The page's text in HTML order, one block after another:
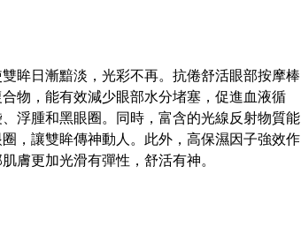
眸日漸黯淡，光彩不再。抗倦舒活眼部按摩棒
物，能有效減少眼部水分堵塞，促進血液循
浮腫和黑眼圈。同時，富含的光線反射物質能
，讓雙眸傳神動人。此外，高保濕因子強效作
膚更加光滑有彈性，舒活有神。